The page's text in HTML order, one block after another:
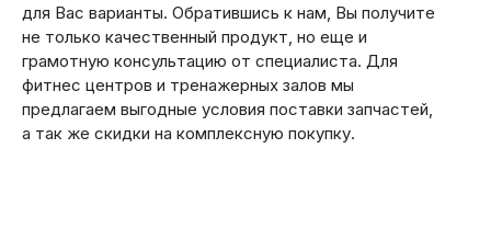
для Вас варианты. Обратившись к нам, Вы получите
не только качественный продукт, но еще и
грамотную консультацию от специалиста. Для
фитнес центров и тренажерных залов мы
предлагаем выгодные условия поставки запчастей,
а так же скидки на комплексную покупку.